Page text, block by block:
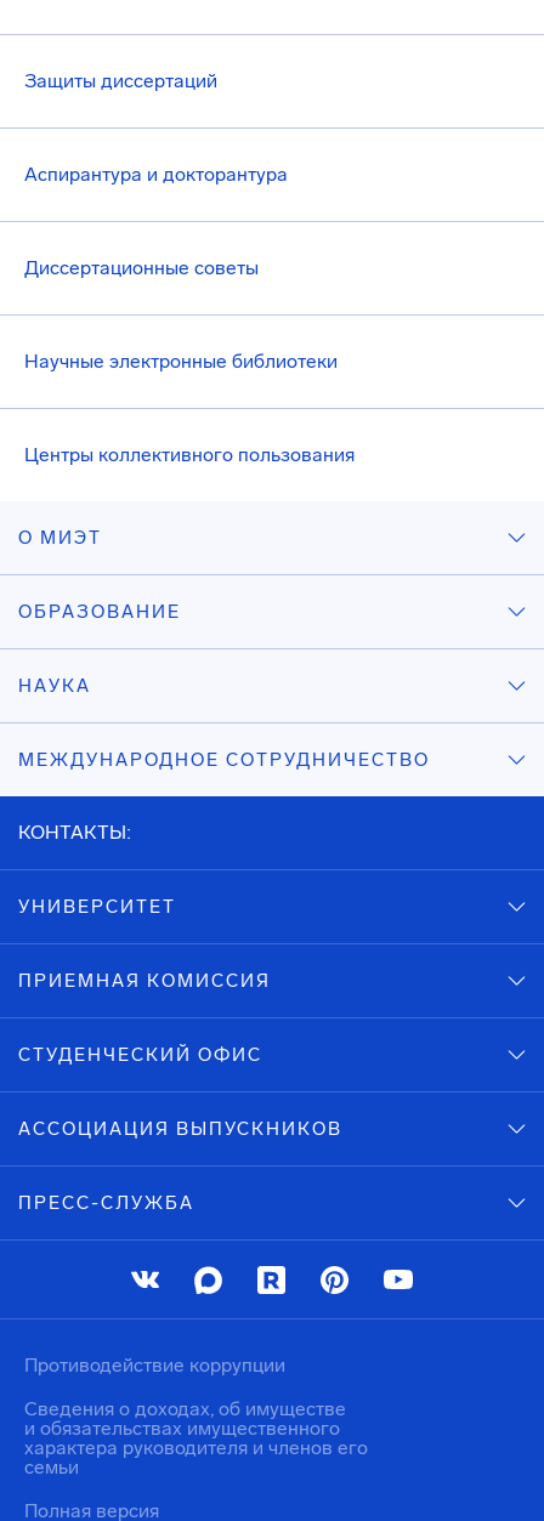
Защиты диссертаций
Аспирантура и докторантура
Диссертационные советы
Научные электронные библиотеки
Центры коллективного пользования
О МИЭТ
ОБРАЗОВАНИЕ
НАУКА
МЕЖДУНАРОДНОЕ СОТРУДНИЧЕСТВО
КОНТАКТЫ:
УНИВЕРСИТЕТ
ПРИЕМНАЯ КОМИССИЯ
СТУДЕНЧЕСКИЙ ОФИС
АССОЦИАЦИЯ ВЫПУСКНИКОВ
ПРЕСС-СЛУЖБА
Противодействие коррупции
Сведения о доходах, об имуществе
и обязательствах имущественного
характера руководителя и членов его
семьи
Полная версия